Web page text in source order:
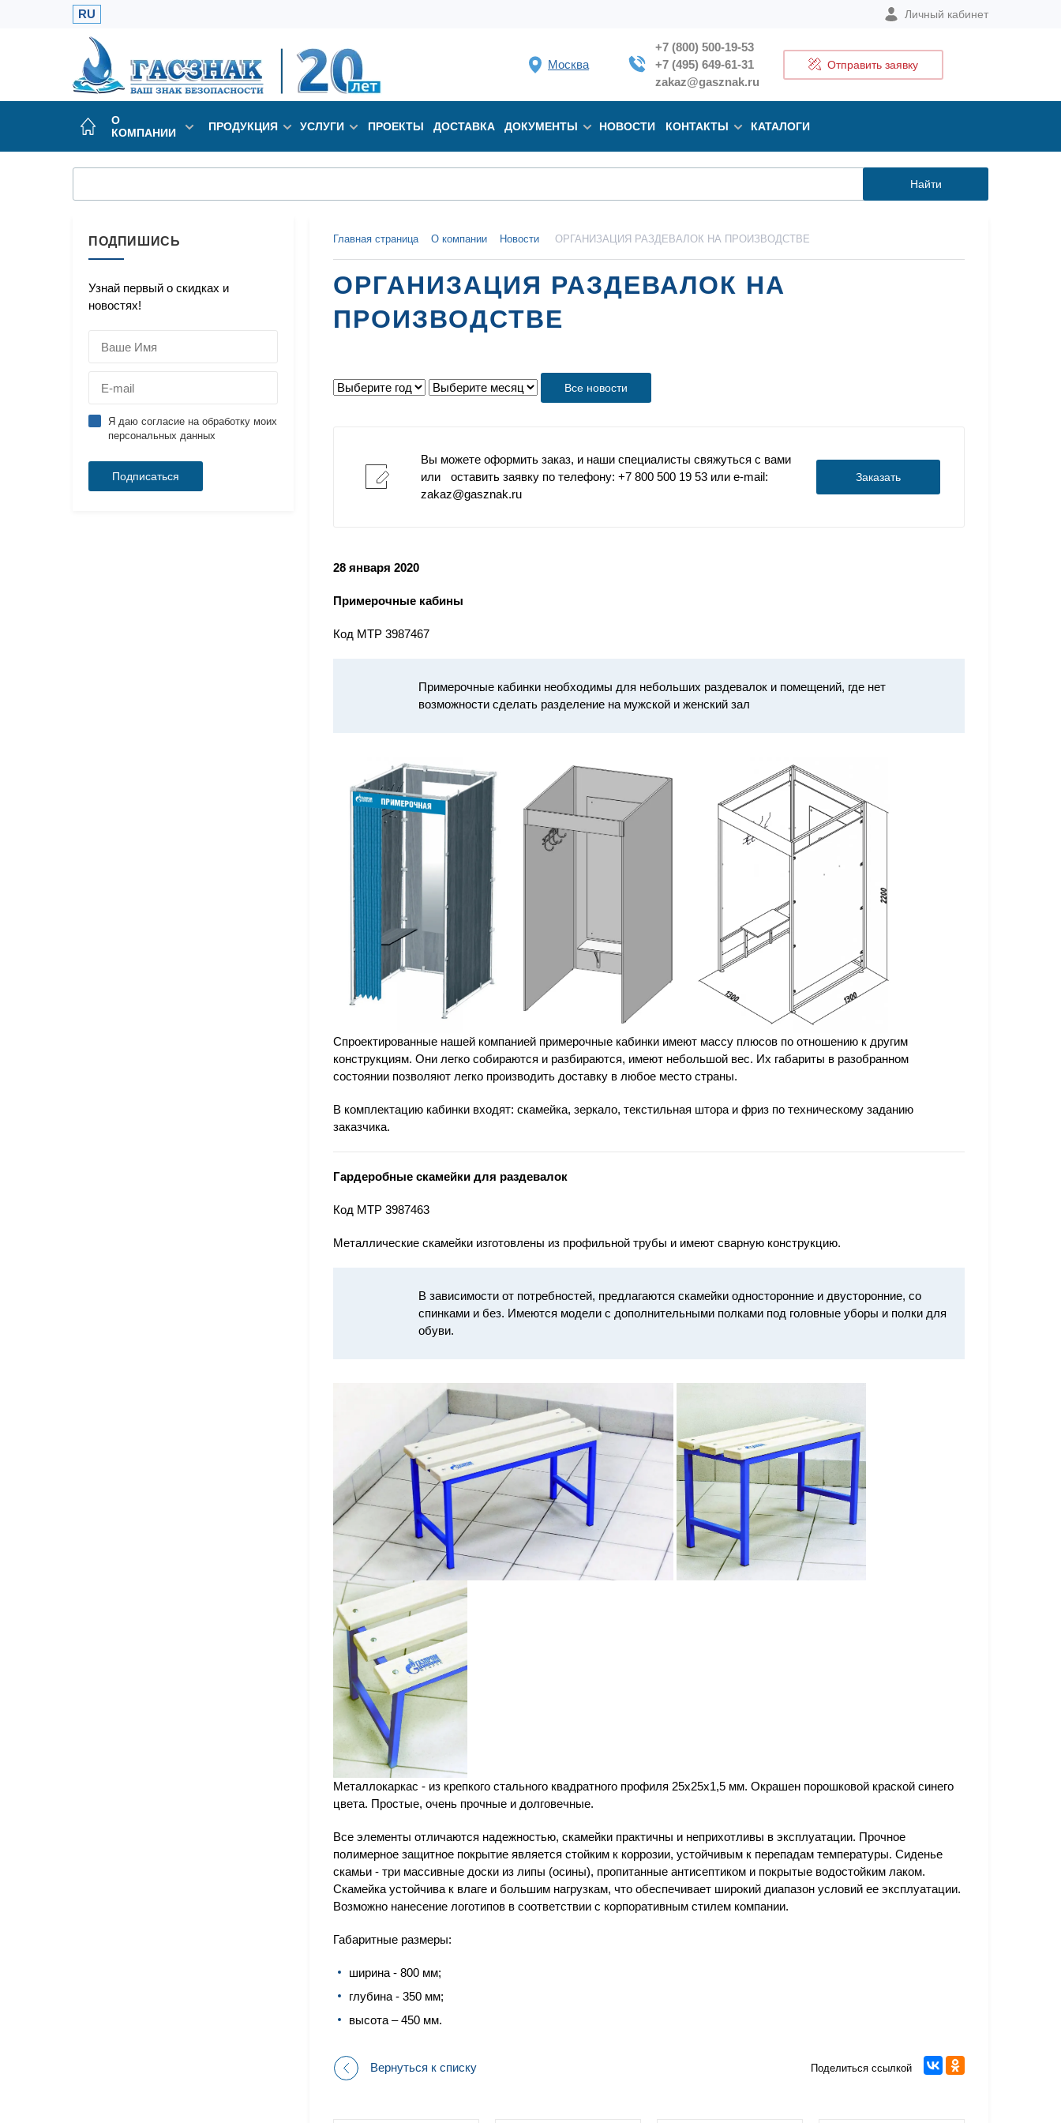
RU Личный кабинет
Москва
+7 (800) 500-19-53
+7 (495) 649-61-31
zakaz@gasznak.ru
Отправить заявку
О
КОМПАНИИ
ПРОДУКЦИЯ УСЛУГИ ПРОЕКТЫ ДОСТАВКА ДОКУМЕНТЫ НОВОСТИ КОНТАКТЫ КАТАЛОГИ
Найти
ПОДПИШИСЬ
Узнай первый о скидках и
новостях!
Я даю согласие на обработку моих
персональных данных
Главная страница О компании Новости ОРГАНИЗАЦИЯ РАЗДЕВАЛОК НА ПРОИЗВОДСТВЕ
ОРГАНИЗАЦИЯ РАЗДЕВАЛОК НА
ПРОИЗВОДСТВЕ
Все новости
Вы можете оформить заказ, и наши специалисты свяжуться с вами
или оставить заявку по телефону: +7 800 500 19 53 или e-mail:
zakaz@gasznak.ru
Заказать
28 января 2020
Примерочные кабины
Код МТР 3987467
Примерочные кабинки необходимы для небольших раздевалок и помещений, где нет
возможности сделать разделение на мужской и женский зал
Спроектированные нашей компанией примерочные кабинки имеют массу плюсов по отношению к другим
конструкциям. Они легко собираются и разбираются, имеют небольшой вес. Их габариты в разобранном
состоянии позволяют легко производить доставку в любое место страны.
В комплектацию кабинки входят: скамейка, зеркало, текстильная штора и фриз по техническому заданию
заказчика.
Гардеробные скамейки для раздевалок
Код МТР 3987463
Металлические скамейки изготовлены из профильной трубы и имеют сварную конструкцию.
В зависимости от потребностей, предлагаются скамейки односторонние и двусторонние, со
спинками и без. Имеются модели с дополнительными полками под головные уборы и полки для
обуви.
Металлокаркас - из крепкого стального квадратного профиля 25х25х1,5 мм. Окрашен порошковой краской синего
цвета. Простые, очень прочные и долговечные.
Все элементы отличаются надежностью, скамейки практичны и неприхотливы в эксплуатации. Прочное
полимерное защитное покрытие является стойким к коррозии, устойчивым к перепадам температуры. Сиденье
скамьи - три массивные доски из липы (осины), пропитанные антисептиком и покрытые водостойким лаком.
Скамейка устойчива к влаге и большим нагрузкам, что обеспечивает широкий диапазон условий ее эксплуатации.
Возможно нанесение логотипов в соответствии с корпоративным стилем компании.
Габаритные размеры:
ширина - 800 мм;
глубина - 350 мм;
высота – 450 мм.
Вернуться к списку Поделиться ссылкой